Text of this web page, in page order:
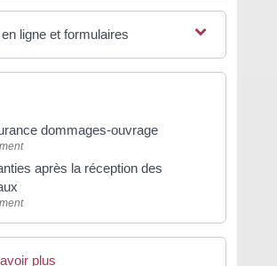
ligne et formulaires
dommages-ouvrage
après la réception des
plus